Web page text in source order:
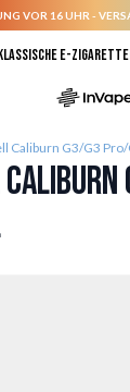
VOR 16 UHR -
E-
Caliburn G3/G3